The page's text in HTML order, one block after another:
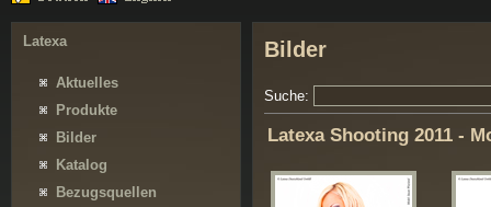
Latexa
Aktuelles
Produkte
Bilder
Katalog
Bezugsquellen
Bilder
Suche:
Latexa Shooting 2011 -